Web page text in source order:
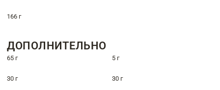
166 г
ДОПОЛНИТЕЛЬНО
65 г 5 г
30 г 30 г